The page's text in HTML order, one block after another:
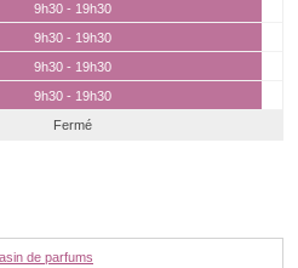
9h30 - 19h30
9h30 - 19h30
9h30 - 19h30
9h30 - 19h30
Fermé
de parfums